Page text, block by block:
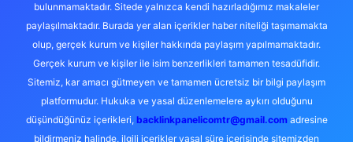
bulunmamaktadır. Sitede yalnızca kendi hazırladığımız makaleler
paylaşılmaktadır. Burada yer alan içerikler haber niteliği taşımamakta
olup, gerçek kurum ve kişiler hakkında paylaşım yapılmamaktadır.
Gerçek kurum ve kişiler ile isim benzerlikleri tamamen tesadüfidir.
Sitemiz, kar amacı gütmeyen ve tamamen ücretsiz bir bilgi paylaşım
platformudur. Hukuka ve yasal düzenlemelere aykırı olduğunu
düşündüğünüz içerikleri, backlinkpanelicomtr@gmail.comadresine
bildirmeniz halinde, ilgili içerikler yasal süre içerisinde sitemizden